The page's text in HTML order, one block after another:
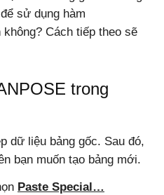
sử dụng hàm
Cách tiếp theo sẽ
trong
dữ liệu bảng gốc. Sau đó,
bạn muốn tạo bảng mới.
Paste Special…